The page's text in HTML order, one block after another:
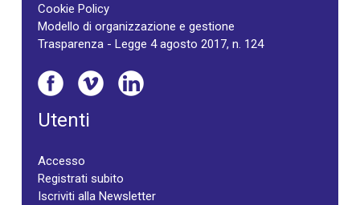
Cookie Policy
Modello di organizzazione e gestione
Trasparenza - Legge 4 agosto 2017, n. 124
Utenti
Accesso
Registrati subito
Iscriviti alla Newsletter